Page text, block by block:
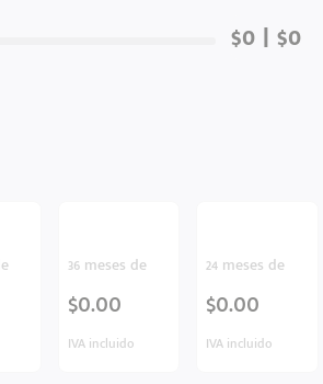
36 meses de
$0.00
IVA incluido
24 meses de
$0.00
IVA incluido